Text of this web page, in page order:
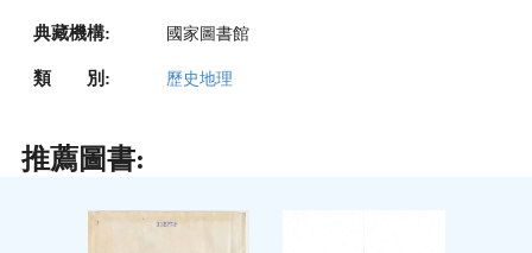
典藏機構: 國家圖書館
類 別: 歷史地理
推薦圖書: